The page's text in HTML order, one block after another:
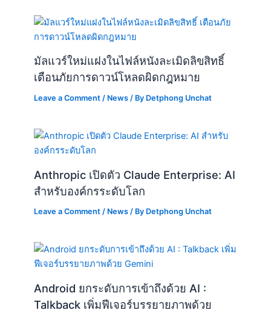
มัลแวร์ใหม่แฝงในไฟล์หนังละเมิดลิขสิทธิ์
เตือนภัยการดาวน์โหลดผิดกฎหมาย
Leave a Comment / News / By Detphong Unchat
Anthropic เปิดตัว Claude Enterprise: AI
สำหรับองค์กรระดับโลก
Leave a Comment / News / By Detphong Unchat
Android ยกระดับการเข้าถึงด้วย AI :
Talkback เพิ่มฟีเจอร์บรรยายภาพด้วย